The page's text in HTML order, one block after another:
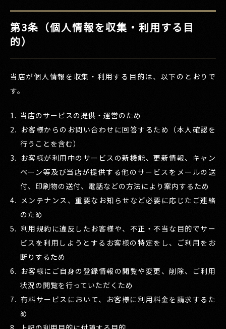
第3条（個人情報を収集・利用する目
的）
当店が個人情報を収集・利用する目的は、以下のとおりで
す。
当店のサービスの提供・運営のため
お客様からのお問い合わせに回答するため（本人確認を
行うことを含む）
お客様が利用中のサービスの新機能、更新情報、キャン
ペーン等及び当店が提供する他のサービスをメールの送
付、印刷物の送付、電話などの方法により案内するため
メンテナンス、重要なお知らせなど必要に応じたご連絡
のため
利用規約に違反したお客様や、不正・不当な目的でサー
ビスを利用しようとするお客様の特定をし、ご利用をお
断りするため
お客様にご自身の登録情報の閲覧や変更、削除、ご利用
状況の閲覧を行っていただくため
有料サービスにおいて、お客様に利用料金を請求するた
め